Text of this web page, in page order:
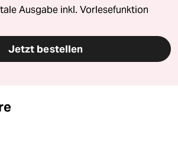
Ausgabe inkl. Vorlesefunktion
Jetzt bestellen